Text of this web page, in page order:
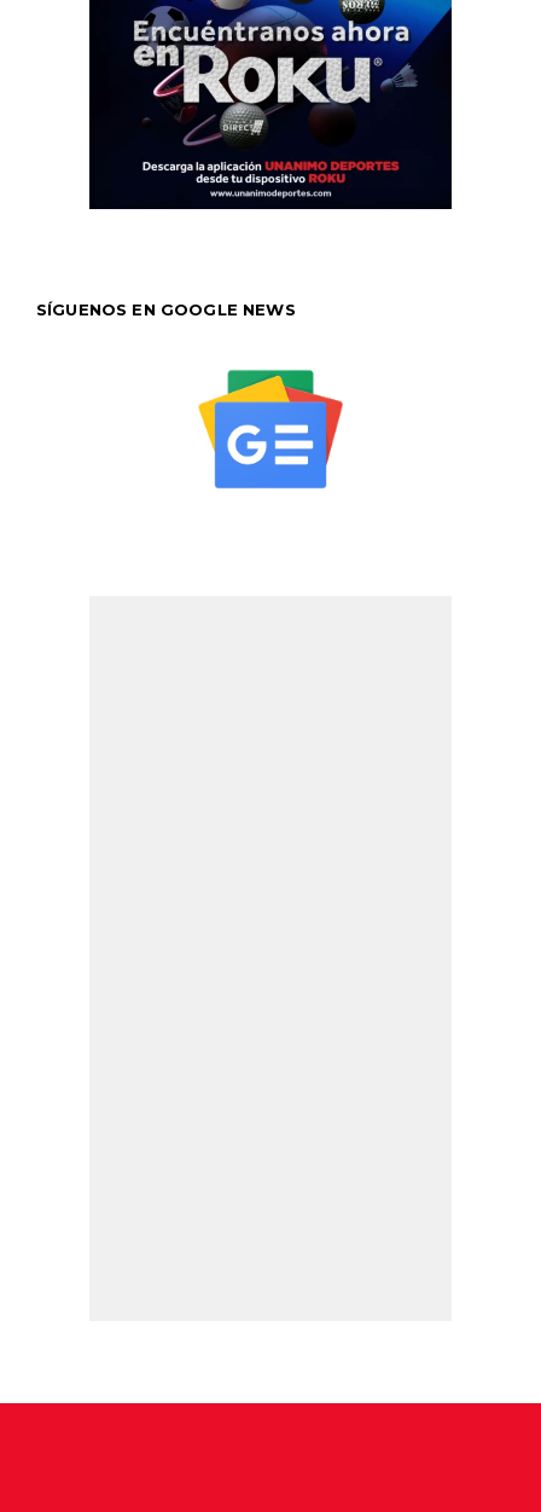
SÍGUENOS EN GOOGLE NEWS